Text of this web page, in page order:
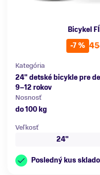
Bicykel
-7 %
Kategória
24" detské bicykle pre
9–12 rokov
Nosnosť
do 100 kg
Veľkosť
24"
Posledný kus